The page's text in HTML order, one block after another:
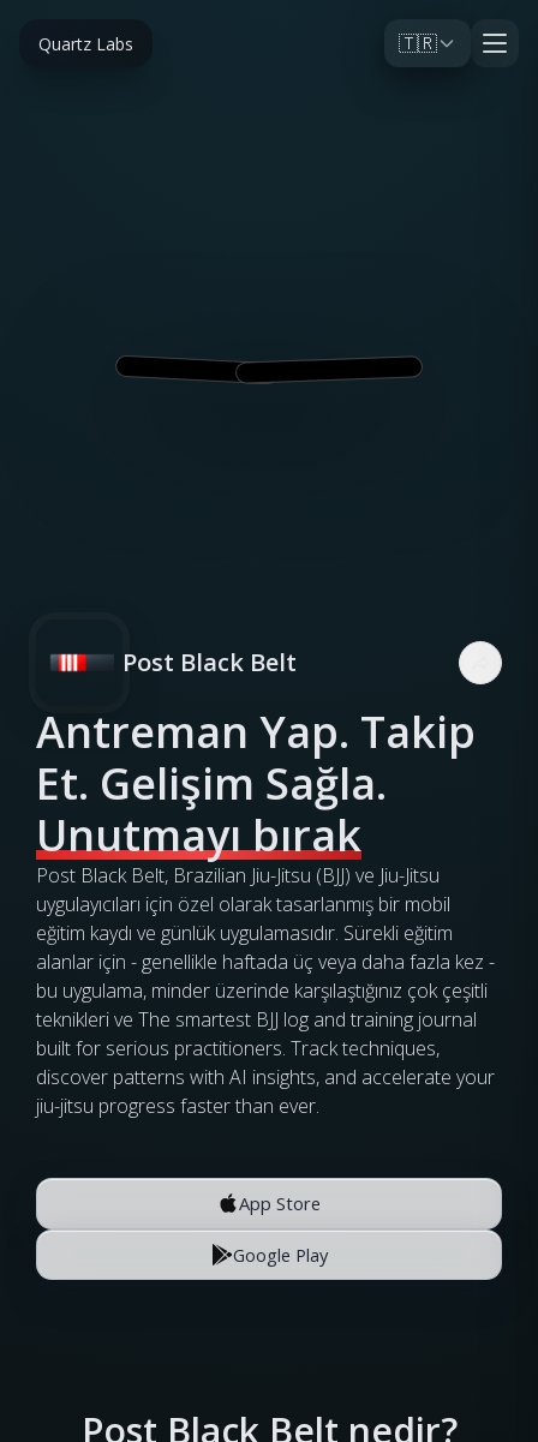
Quartz Labs 🇹🇷
Post Black Belt
Antreman Yap. Takip
Et. Gelişim Sağla.
Unutmayı bırak
Post Black Belt, Brazilian Jiu-Jitsu (BJJ) ve Jiu-Jitsu
uygulayıcıları için özel olarak tasarlanmış bir mobil
eğitim kaydı ve günlük uygulamasıdır. Sürekli eğitim
alanlar için - genellikle haftada üç veya daha fazla kez -
bu uygulama, minder üzerinde karşılaştığınız çok çeşitli
teknikleri ve The smartest BJJ log and training journal
built for serious practitioners. Track techniques,
discover patterns with AI insights, and accelerate your
jiu-jitsu progress faster than ever.
App Store
Google Play
Post Black Belt nedir?